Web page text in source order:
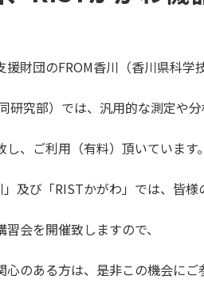
援財団のFROM香川（香川県科学
研究部）では、汎用的な測定や分
、ご利用（有料）頂いています。
及び「RISTかがわ」では、皆様
会を開催致しますので、
心のある方は、是非この機会にご